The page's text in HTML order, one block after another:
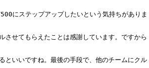
にステップアップしたいという気持ちがありま
させてもらえたことは感謝しています。ですから
といいですね。最後の手段で、他のチームにクル